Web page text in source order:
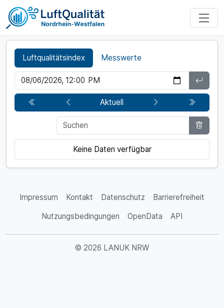
Luftqualitätsindex Messwerte
Aktuell
Keine Daten verfügbar
Impressum Kontakt Datenschutz
Barrierefreiheit
Nutzungsbedingungen
OpenData API
© 2026 LANUK NRW